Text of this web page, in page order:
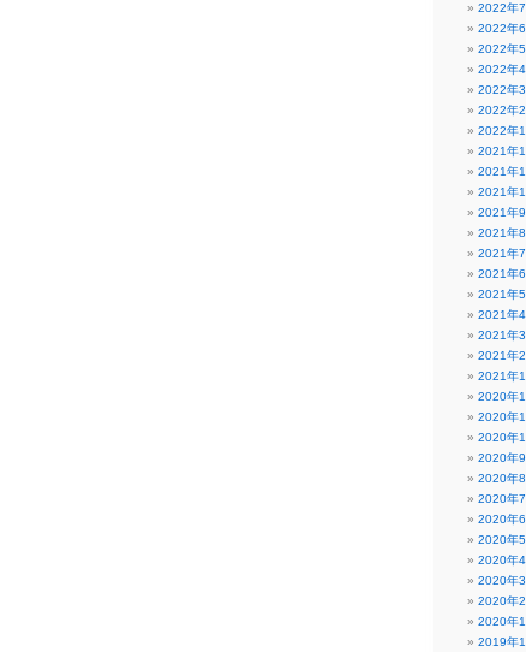
2022年7
2022年6
2022年5
2022年4
2022年3
2022年2
2022年1
2021年
2021年
2021年
2021年9
2021年8
2021年7
2021年6
2021年5
2021年4
2021年3
2021年2
2021年1
2020年
2020年
2020年
2020年9
2020年8
2020年7
2020年6
2020年5
2020年4
2020年3
2020年2
2020年1
2019年